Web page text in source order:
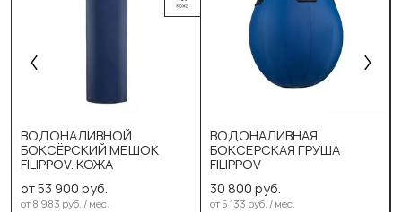
ВОДОНАЛИВНОЙ
БОКСЁРСКИЙ МЕШОК
FILIPPOV. КОЖА
от 53 900 руб.
от 8 983 руб. / мес.
Выберите размер:
90см/40см/40-60кг
ВОДОНАЛИВНАЯ
БОКСЕРСКАЯ ГРУША
FILIPPOV
30 800 руб.
от 5 133 руб. / мес.
Выберите цвет:
Синий
Карбон
Выберите размер: